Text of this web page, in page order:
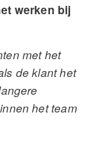
werken bij
met het
de klant het
het team